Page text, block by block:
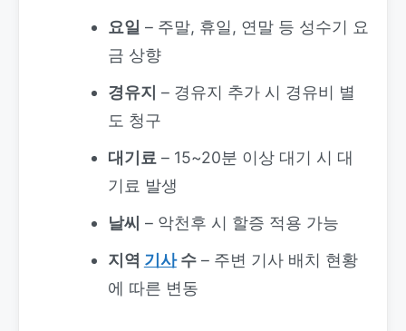
요일 – 주말, 휴일, 연말 등 성수기 요
금 상향
경유지 – 경유지 추가 시 경유비 별
도 청구
대기료 – 15~20분 이상 대기 시 대
기료 발생
날씨 – 악천후 시 할증 적용 가능
지역 기사수– 주변 기사 배치 현황
에 따른 변동